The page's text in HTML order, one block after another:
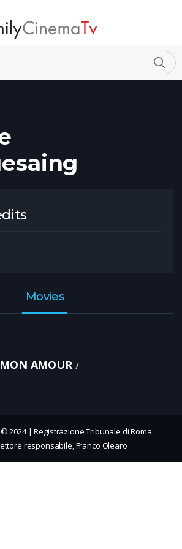
De Lencquesaing
Movies
AMOUR
© 2024 | Registrazione Tribunale di Roma
responsabile, Franco Olearo